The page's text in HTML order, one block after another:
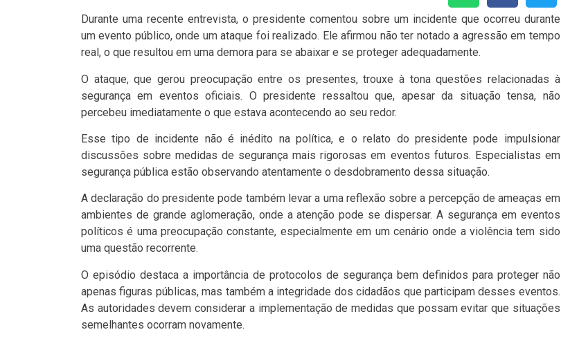
Durante uma recente entrevista, o presidente comentou sobre um incidente que ocorreu durante
um evento público, onde um ataque foi realizado. Ele afirmou não ter notado a agressão em tempo
real, o que resultou em uma demora para se abaixar e se proteger adequadamente.
O ataque, que gerou preocupação entre os presentes, trouxe à tona questões relacionadas à
segurança em eventos oficiais. O presidente ressaltou que, apesar da situação tensa, não
percebeu imediatamente o que estava acontecendo ao seu redor.
Esse tipo de incidente não é inédito na política, e o relato do presidente pode impulsionar
discussões sobre medidas de segurança mais rigorosas em eventos futuros. Especialistas em
segurança pública estão observando atentamente o desdobramento dessa situação.
A declaração do presidente pode também levar a uma reflexão sobre a percepção de ameaças em
ambientes de grande aglomeração, onde a atenção pode se dispersar. A segurança em eventos
políticos é uma preocupação constante, especialmente em um cenário onde a violência tem sido
uma questão recorrente.
O episódio destaca a importância de protocolos de segurança bem definidos para proteger não
apenas figuras públicas, mas também a integridade dos cidadãos que participam desses eventos.
As autoridades devem considerar a implementação de medidas que possam evitar que situações
semelhantes ocorram novamente.